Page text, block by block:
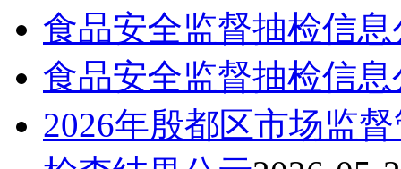
食品安全监督抽检信
食品安全监督抽检信
2026年殷都区市场监